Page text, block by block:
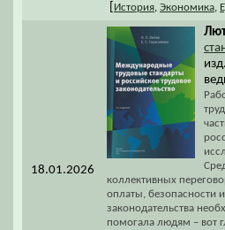
История, Экономика,
18.01.2026
коллективных
оплаты, безопасности
законодательства
помогала людям – вот